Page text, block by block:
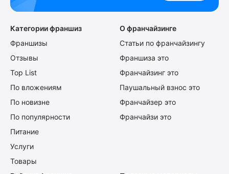
Категории франшиз
Франшизы
Отзывы
Top List
По вложениям
По новизне
По популярности
Питание
Услуги
Товары
О франчайзинге
Статьи по франчайзингу
Франшиза это
Франчайзинг это
Паушальный взнос это
Франчайзер это
Франчайзи это